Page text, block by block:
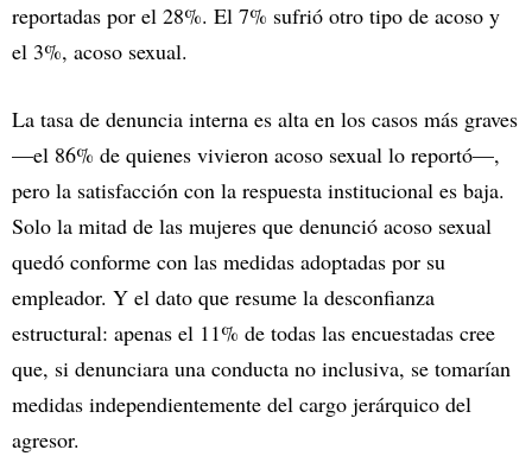
reportadas por el 28%. El 7% sufrió otro tipo de acoso y
el 3%, acoso sexual.
La tasa de denuncia interna es alta en los casos más graves
—el 86% de quienes vivieron acoso sexual lo reportó—,
pero la satisfacción con la respuesta institucional es baja.
Solo la mitad de las mujeres que denunció acoso sexual
quedó conforme con las medidas adoptadas por su
empleador. Y el dato que resume la desconfianza
estructural: apenas el 11% de todas las encuestadas cree
que, si denunciara una conducta no inclusiva, se tomarían
medidas independientemente del cargo jerárquico del
agresor.